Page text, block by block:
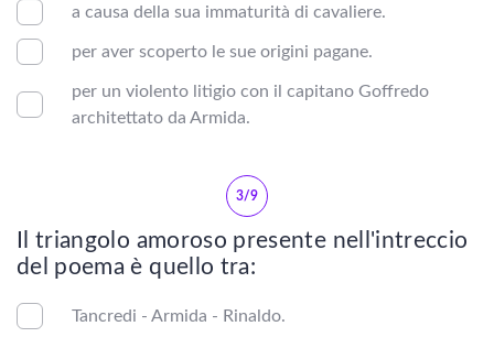
LETTERATURA
Vedi tutti
Letteratura contemporanea
Letteratura latina
a causa della sua immaturità di cavaliere.
per aver scoperto le sue origini pagane.
per un violento litigio con il capitano Goffredo
architettato da Armida.
3/9
Il triangolo amoroso presente nell'intreccio
del poema è quello tra:
Tancredi - Armida - Rinaldo.